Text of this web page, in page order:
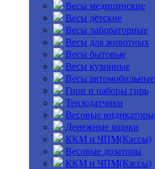
Весы медицинские
Весы детские
Весы лабораторные
Весы для животных
Весы бытовые
Весы кухонные
Весы автомобильные
Гири и наборы гирь
Тензодатчики
Весовые индикаторы
Денежные ящики
ККМ и ЧПМ(Кассы)
Весовые дозаторы
ККМ и ЧПМ(Кассы)